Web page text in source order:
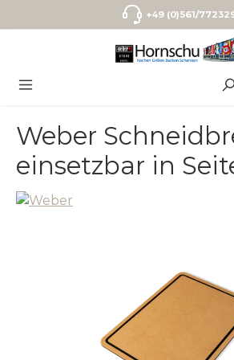
Zum Hauptinhalt springen
+49 (0)561/
Weber
einsetzbar in